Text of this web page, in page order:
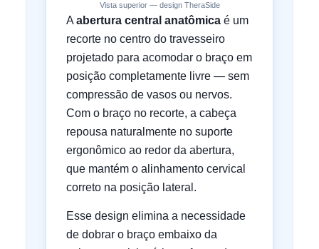
Vista superior — design TheraSide
A abertura central anatômica é um
recorte no centro do travesseiro
projetado para acomodar o braço em
posição completamente livre — sem
compressão de vasos ou nervos.
Com o braço no recorte, a cabeça
repousa naturalmente no suporte
ergonômico ao redor da abertura,
que mantém o alinhamento cervical
correto na posição lateral.
Esse design elimina a necessidade
de dobrar o braço embaixo da